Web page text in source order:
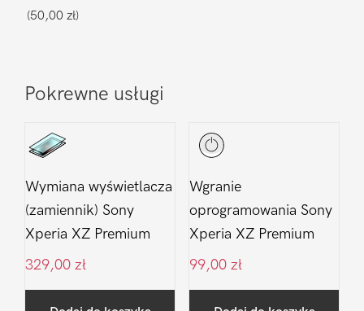
XZ
(50,00 zł)
Pokrewne usługi
Wymiana wyświetlacza
(zamiennik) Sony
Xperia XZ Premium
329,00 zł
Wgranie
oprogramowania Sony
Xperia XZ Premium
99,00 zł